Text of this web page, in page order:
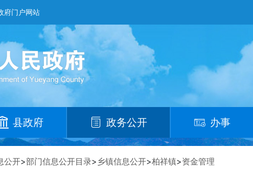
府门户网站
县政府 政务公开 办事
公开>部门信息公开目录> 乡镇信息公开>柏祥镇>资金管理